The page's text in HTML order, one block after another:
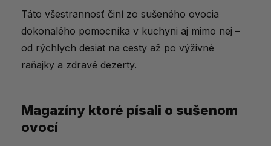
Táto všestrannosť činí zo sušeného ovocia
dokonalého pomocníka v kuchyni aj mimo nej –
od rýchlych desiat na cesty až po výživné
raňajky a zdravé dezerty.
Magazíny ktoré písali o sušenom
ovocí